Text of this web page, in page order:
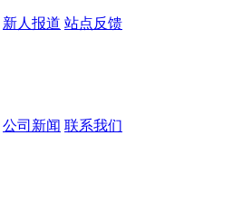
新人报道 站点反馈
公司新闻 联系我们